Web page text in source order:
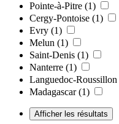
Pointe-à-Pitre (1)
Cergy-Pontoise (1)
Evry (1)
Melun (1)
Saint-Denis (1)
Nanterre (1)
Languedoc-Roussillon
Madagascar (1)
Afficher les résultats